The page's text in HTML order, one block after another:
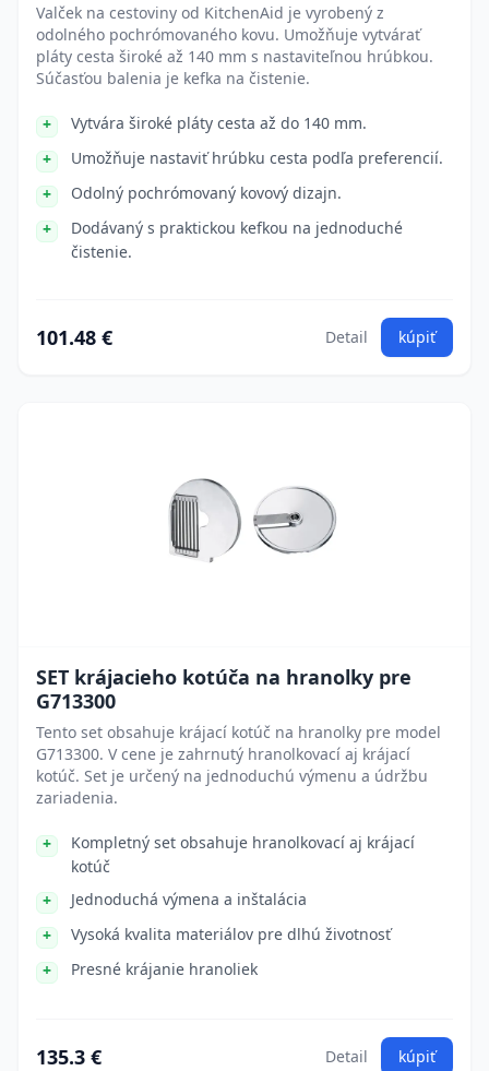
Valček na cestoviny od KitchenAid je vyrobený z
odolného pochrómovaného kovu. Umožňuje vytvárať
pláty cesta široké až 140 mm s nastaviteľnou hrúbkou.
Súčasťou balenia je kefka na čistenie.
Vytvára široké pláty cesta až do 140 mm.
Umožňuje nastaviť hrúbku cesta podľa preferencií.
Odolný pochrómovaný kovový dizajn.
Dodávaný s praktickou kefkou na jednoduché
čistenie.
101.48 € Detail kúpiť
SET krájacieho kotúča na hranolky pre
G713300
Tento set obsahuje krájací kotúč na hranolky pre model
G713300. V cene je zahrnutý hranolkovací aj krájací
kotúč. Set je určený na jednoduchú výmenu a údržbu
zariadenia.
Kompletný set obsahuje hranolkovací aj krájací
kotúč
Jednoduchá výmena a inštalácia
Vysoká kvalita materiálov pre dlhú životnosť
Presné krájanie hranoliek
135.3 € Detail kúpiť